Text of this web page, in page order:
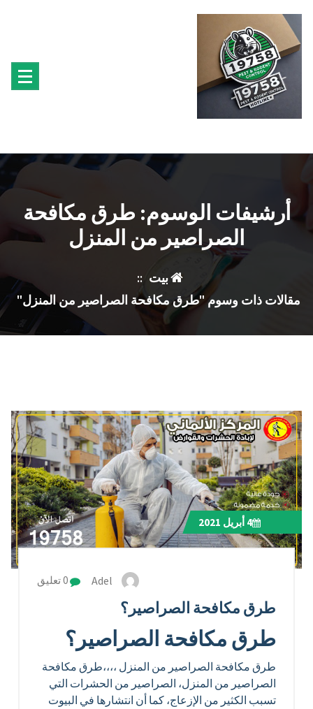
أرشيفات الوسوم: طرق مكافحة
الصراصير من المنزل
بيت ::
مقالات ذات وسوم "طرق مكافحة الصراصير من المنزل"
4أبريل 2021
Adel 0 تعليق
طرق مكافحة الصراصير؟
طرق مكافحة الصراصير؟
طرق مكافحة الصراصير من المنزل ،،،،طرق مكافحة
الصراصير من المنزل، الصراصير من الحشرات التي
تسبب الكثير من الإزعاج، كما أن انتشارها في البيوت